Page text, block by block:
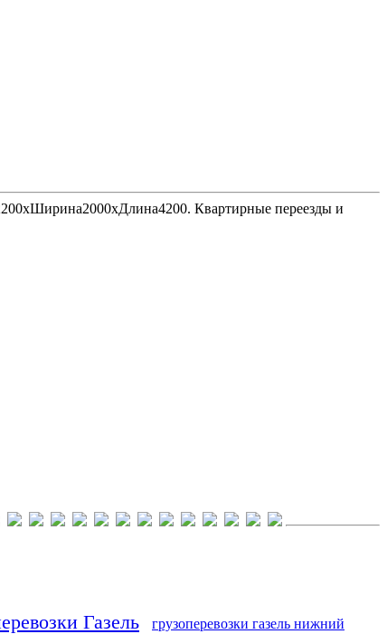
Квартирные переезды и
Газель грузоперевозки газель нижний